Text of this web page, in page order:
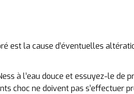
est la cause d’éventuelles
à l’eau douce et essuyez-le de
choc ne doivent pas s’effectuer